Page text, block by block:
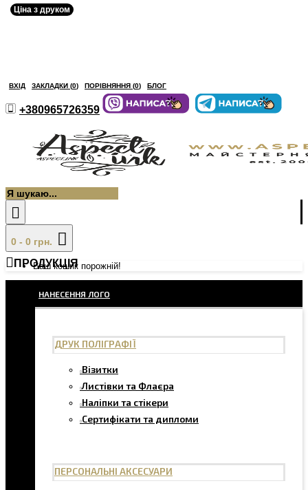
ВХІД ЗАКЛАДКИ (0) ПОРІВНЯННЯ (0) БЛОГ
+380965726359
0 - 0 грн.
Ваш кошик порожній!
ПРОДУКЦІЯ
НАНЕСЕННЯ ЛОГО
ДРУК ПОЛІГРАФІЇ
Візитки
Листівки та Флаєра
Наліпки та стікери
Сертифікати та дипломи
ПЕРСОНАЛЬНІ АКСЕСУАРИ
Ціна з друком